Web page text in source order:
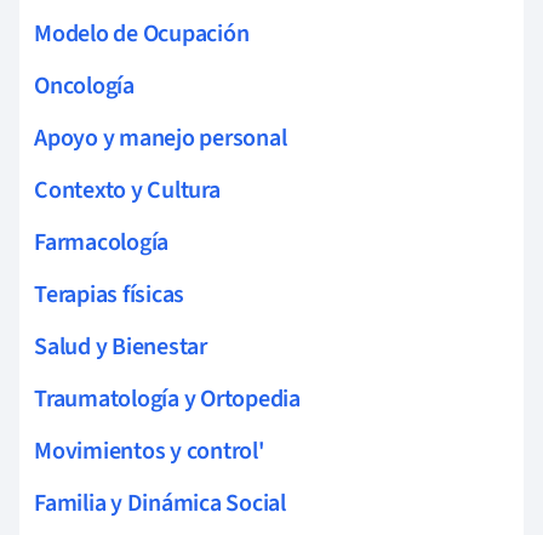
Modelo de Ocupación
Oncología
Apoyo y manejo personal
Contexto y Cultura
Farmacología
Terapias físicas
Salud y Bienestar
Traumatología y Ortopedia
Movimientos y control'
Familia y Dinámica Social